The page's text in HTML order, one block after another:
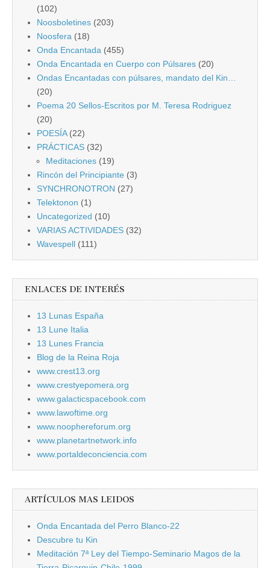
(102)
Noosboletines (203)
Noosfera (18)
Onda Encantada (455)
Onda Encantada en Cuerpo con Púlsares (20)
Ondas Encantadas con púlsares, mandato del Kin…
(20)
Poema 20 Sellos-Escritos por M. Teresa Rodriguez
(20)
POESÍA(22)
PRÁCTICAS (32)
Meditaciones (19)
Rincón del Principiante (3)
SYNCHRONOTRON (27)
Telektonon (1)
Uncategorized (10)
VARIAS ACTIVIDADES (32)
Wavespell (111)
ENLACES DE INTERÉS
13 Lunas España
13 Lune Italia
13 Lunes Francia
Blog de la Reina Roja
www.crest13.org
www.crestyepomera.org
www.galacticspacebook.com
www.lawoftime.org
www.noophereforum.org
www.planetartnetwork.info
www.portaldeconciencia.com
ARTÍCULOS MAS LEIDOS
Onda Encantada del Perro Blanco-22
Descubre tu Kin
Meditación 7ª Ley del Tiempo-Seminario Magos de la